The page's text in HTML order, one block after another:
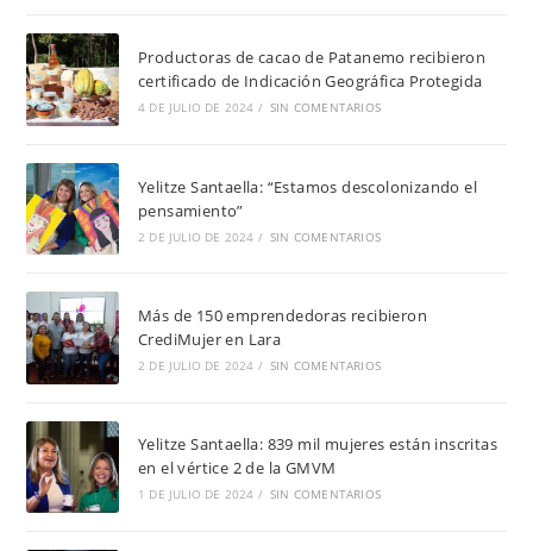
Productoras de cacao de Patanemo recibieron
certificado de Indicación Geográfica Protegida
4 DE JULIO DE 2024 / SIN COMENTARIOS
Yelitze Santaella: “Estamos descolonizando el
pensamiento”
2 DE JULIO DE 2024 / SIN COMENTARIOS
Más de 150 emprendedoras recibieron
CrediMujer en Lara
2 DE JULIO DE 2024 / SIN COMENTARIOS
Yelitze Santaella: 839 mil mujeres están inscritas
en el vértice 2 de la GMVM
1 DE JULIO DE 2024 / SIN COMENTARIOS